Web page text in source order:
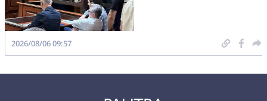
2026/08/06 09:57